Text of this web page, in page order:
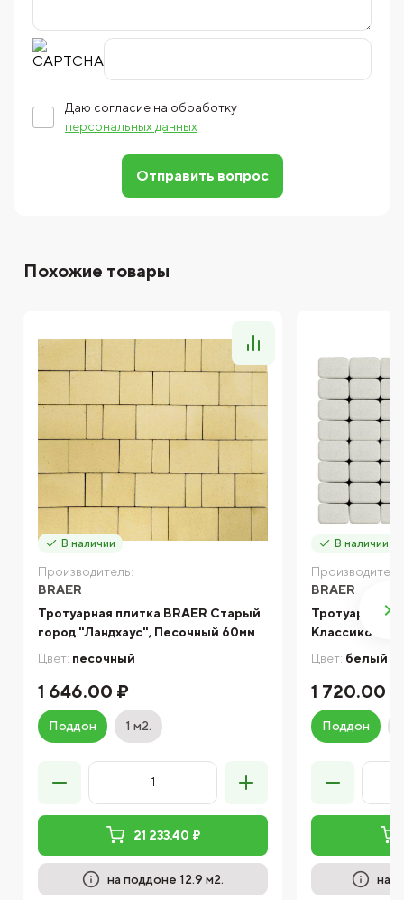
Даю согласие на обработку
персональных данных
Отправить вопрос
Похожие товары
В наличии
Производитель:
BRAER
Тротуарная плитка BRAER Старый
город "Ландхаус", Песочный 60мм
Цвет: песочный
1 646.00 ₽
Поддон 1 м2.
21 233.40 ₽
на поддоне 12.9 м2.
В наличии
BRAER
Тротуарная
Классико
Цвет: белый
1 720.00 ₽
Поддон
на